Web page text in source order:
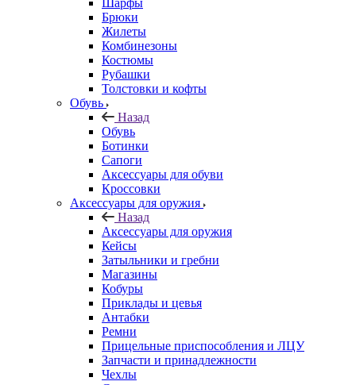
Шарфы
Брюки
Жилеты
Комбинезоны
Костюмы
Рубашки
Толстовки и кофты
Обувь
Назад
Обувь
Ботинки
Сапоги
Аксессуары для обуви
Кроссовки
Аксессуары для оружия
Назад
Аксессуары для оружия
Кейсы
Затыльники и гребни
Магазины
Кобуры
Приклады и цевья
Антабки
Ремни
Прицельные приспособления и ЛЦУ
Запчасти и принадлежности
Чехлы